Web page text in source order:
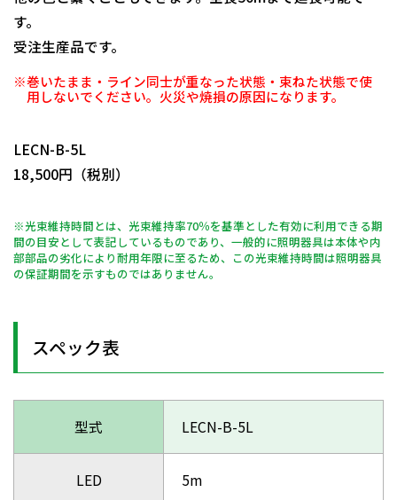
す。
受注生産品です。
※巻いたまま・ライン同士が重なった状態・束ねた状態で使
用しないでください。火災や焼損の原因になります。
LECN-B-5L
18,500円（税別）
※光束維持時間とは、光束維持率70％を基準とした有効に利用できる期
間の目安として表記しているものであり、一般的に照明器具は本体や内
部部品の劣化により耐用年限に至るため、この光束維持時間は照明器具
の保証期間を示すものではありません。
スペック表
型式 LECN-B-5L
LED 5m